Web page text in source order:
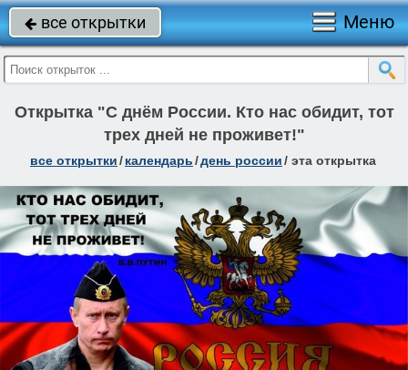
 все открытки Меню
Открытка "С днём России. Кто нас обидит, тот
трех дней не проживет!"
все открытки/календарь/день россии/ эта открытка